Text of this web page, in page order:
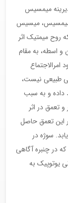
دیرینه میمسیس
میمسیس، میسیس
روح میمتیک اثر
و اسطه، به مقام
امرالاجتماع
طبیعی نیست،
داده و به سبب
تعمق در اثر
این تعمق حاصل
سوژه در
در چنبره آگاهی
یوتوپیک به